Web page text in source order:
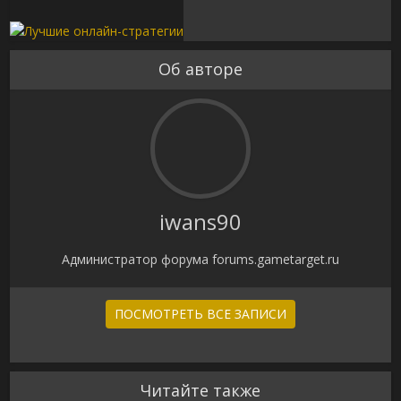
Об авторе
iwans90
Администратор форума forums.gametarget.ru
ПОСМОТРЕТЬ ВСЕ ЗАПИСИ
Читайте также